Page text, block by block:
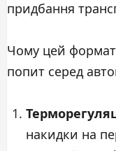
придбання
Чому цей формат
попит серед
накидки на